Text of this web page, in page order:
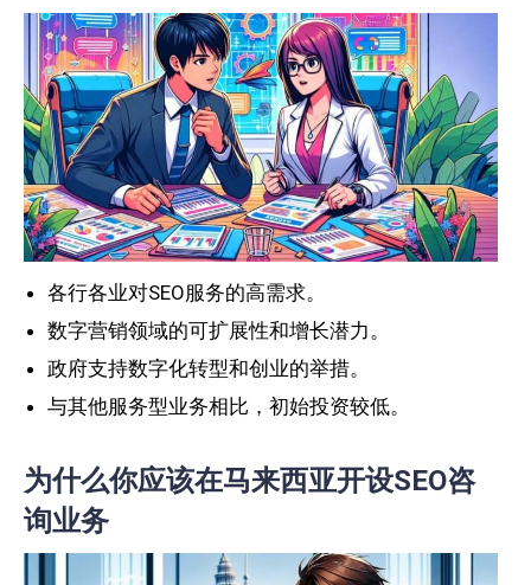
各行各业对SEO服务的高需求。
数字营销领域的可扩展性和增长潜力。
政府支持数字化转型和创业的举措。
与其他服务型业务相比，初始投资较低。
为什么你应该在马来西亚开设SEO咨
询业务